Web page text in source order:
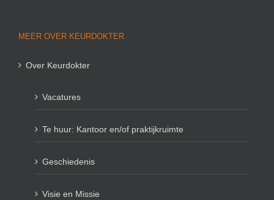
MEER OVER KEURDOKTER
Over Keurdokter
Vacatures
Te huur: Kantoor en/of praktijkruimte
Geschiedenis
Visie en Missie